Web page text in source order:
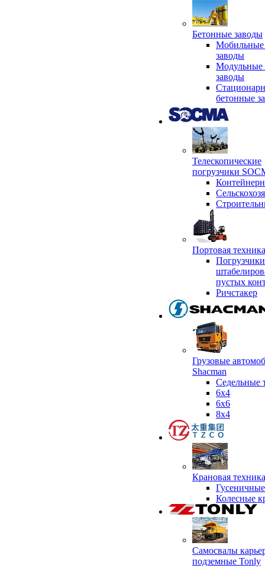
Бетонные заводы
Мобильные
заводы
Модульные
заводы
бетонные
Телескопические
погрузчики
Портовая
пустых
Ричстакер
Грузовые
Shacman
Седельные
6х4
6x6
8x4
Крановая
Колесные
Самосвалы
подземные Tonly